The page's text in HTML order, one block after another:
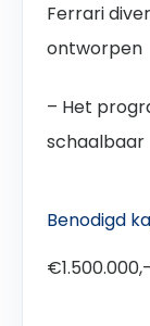
Ferrari
ontworpen
– Het
schaalbaar
Benodigd
€1.500.000,-